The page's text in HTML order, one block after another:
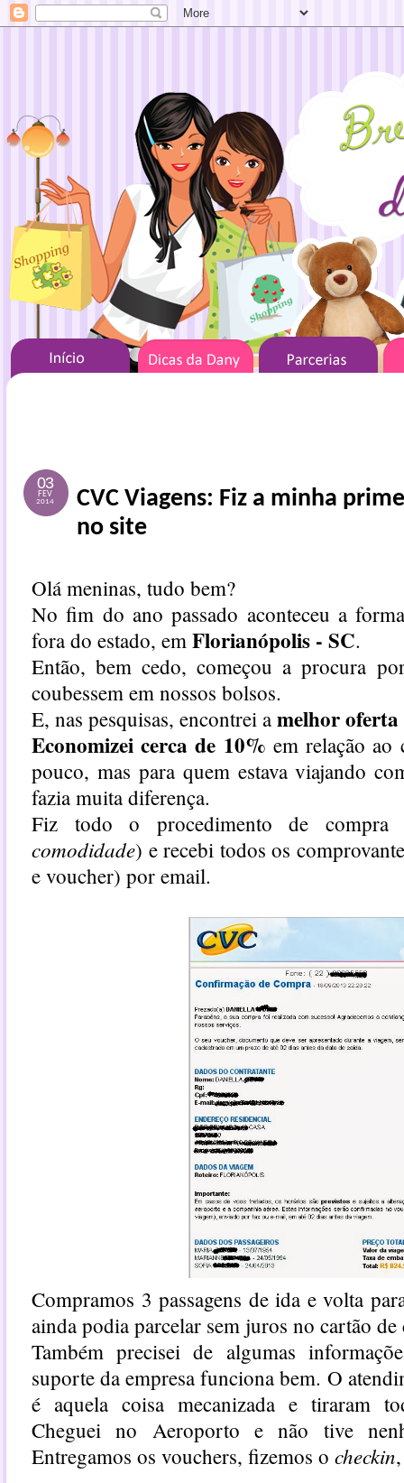
03
FEV
2014
CVC Viagens: Fiz a minha
no site
Olá meninas, tudo bem?
No fim do ano passado aconteceu a
fora do estado, em Florianópolis - SC.
Então, bem cedo, começou a procura
coubessem em nossos bolsos.
E, nas pesquisas, encontrei a melhor oferta
Economizei cerca de 10% em relação ao
pouco, mas para quem estava viajando
fazia muita diferença.
Fiz todo o procedimento de
comodidade) e recebi todos os
e voucher) por email.
Compramos 3 passagens de ida e volta
ainda podia parcelar sem juros no cartão
Também precisei de algumas
suporte da empresa funciona bem. O
é aquela coisa mecanizada e tiraram
Cheguei no Aeroporto e não tive
Entregamos os vouchers, fizemos o checkin